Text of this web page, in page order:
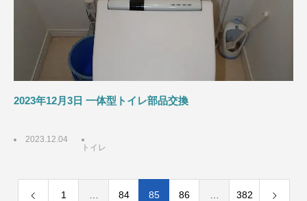
2023年12月3日 一体型トイレ部品交換
2023.12.04
トイレ
1 84 85 86 382